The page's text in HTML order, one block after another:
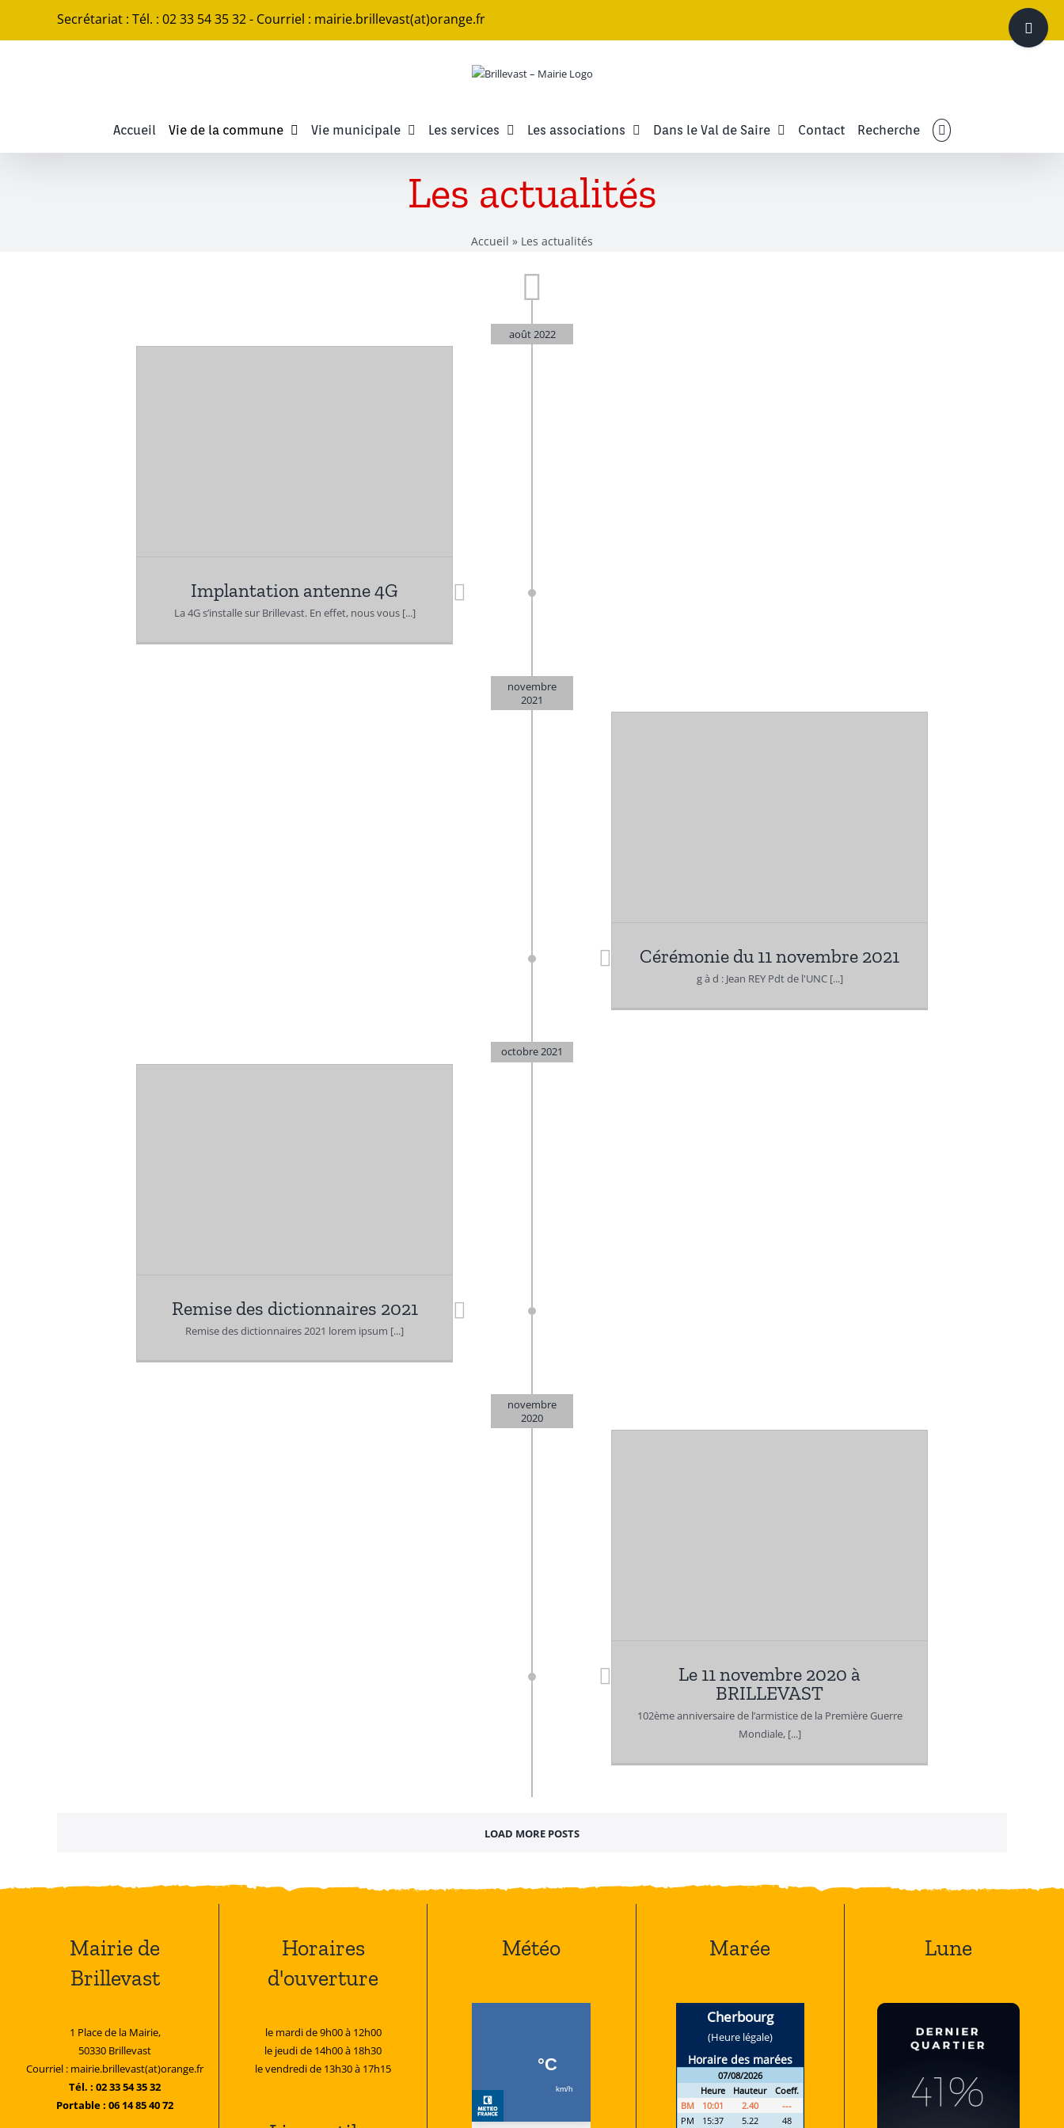
contenu
Secrétariat : Tél. : 02 33 54 35 32 - Courriel : mairie.brillevast(at)orange.fr
Accueil Vie de la commune Vie municipale Les services Les associations Dans le Val de Saire Contact Recherche
Les actualités
Accueil » Les actualités
août 2022
Implantation antenne 4G
La 4G s’installe sur Brillevast. En effet, nous vous [...]
novembre
2021
Cérémonie du 11 novembre 2021
g à d : Jean REY Pdt de l'UNC [...]
octobre 2021
Remise des dictionnaires 2021
Remise des dictionnaires 2021 lorem ipsum [...]
novembre
2020
Le 11 novembre 2020 à
BRILLEVAST
102ème anniversaire de l’armistice de la Première Guerre
Mondiale, [...]
LOAD MORE POSTS
Mairie de
Brillevast
1 Place de la Mairie,
50330 Brillevast
Courriel : mairie.brillevast(at)orange.fr
Tél. : 02 33 54 35 32
Portable : 06 14 85 40 72
Horaires
d'ouverture
le mardi de 9h00 à 12h00
le jeudi de 14h00 à 18h30
le vendredi de 13h30 à 17h15
Météo Marée Lune
Bascule
de